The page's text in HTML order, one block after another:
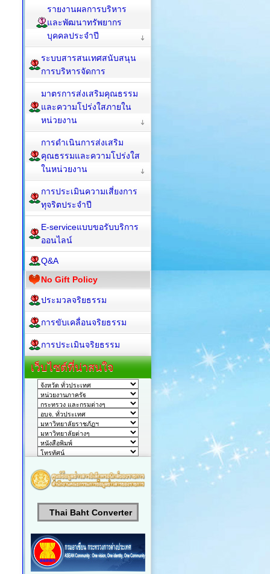
รายงานผลการบริหาร
และพัฒนาทรัพยากร
บุคคลประจำปี
ระบบสารสนเทศสนับสนุน
การบริหารจัดการ
มาตรการส่งเสริมคุณธรรม
และความโปร่งใสภายใน
หน่วยงาน
การดำเนินการส่งเสริม
คุณธรรมและความโปร่งใส
ในหน่วยงาน
การประเมินความเสี่ยงการ
ทุจริตประจำปี
E-serviceแบบขอรับบริการ
ออนไลน์
Q&A
No Gift Policy
ประมวลจริยธรรม
การขับเคลื่อนจริยธรรม
การประเมินจริยธรรม
เว็บไซต์ที่น่าสนใจ
Thai Baht Converter